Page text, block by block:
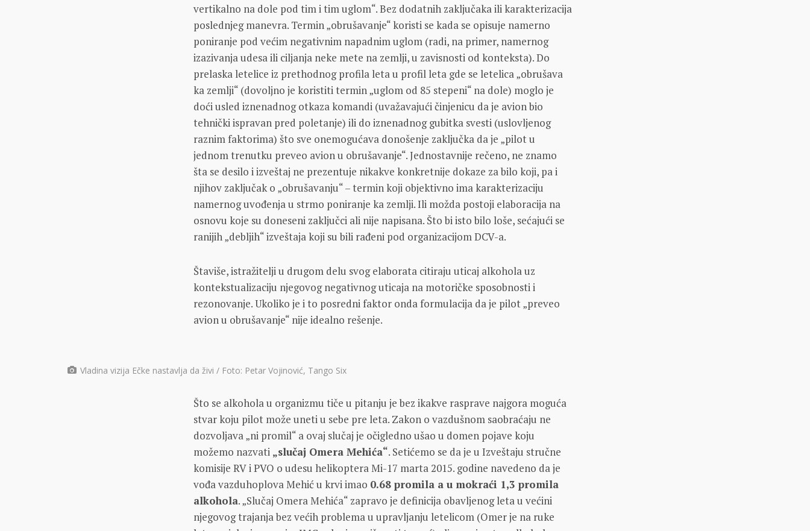
vertikalno na dole pod tim i tim uglom“. Bez dodatnih zaključaka ili karakterizacija
poslednjeg manevra. Termin „obrušavanje“ koristi se kada se opisuje namerno
poniranje pod većim negativnim napadnim uglom (radi, na primer, namernog
izazivanja udesa ili ciljanja neke mete na zemlji, u zavisnosti od konteksta). Do
prelaska letelice iz prethodnog profila leta u profil leta gde se letelica „obrušava
ka zemlji“ (dovoljno je koristiti termin „uglom od 85 stepeni“ na dole) moglo je
doći usled iznenadnog otkaza komandi (uvažavajući činjenicu da je avion bio
tehnički ispravan pred poletanje) ili do iznenadnog gubitka svesti (uslovljenog
raznim faktorima) što sve onemogućava donošenje zaključka da je „pilot u
jednom trenutku preveo avion u obrušavanje“. Jednostavnije rečeno, ne znamo
šta se desilo i izveštaj ne prezentuje nikakve konkretnije dokaze za bilo koji, pa i
njihov zaključak o „obrušavanju“ – termin koji objektivno ima karakterizaciju
namernog uvođenja u strmo poniranje ka zemlji. Ili možda postoji elaboracija na
osnovu koje su doneseni zaključci ali nije napisana. Što bi isto bilo loše, sećajući se
ranijih „debljih“ izveštaja koji su bili rađeni pod organizacijom DCV-a.
Štaviše, istražitelji u drugom delu svog elaborata citiraju uticaj alkohola uz
kontekstualizaciju njegovog negativnog uticaja na motoričke sposobnosti i
rezonovanje. Ukoliko je i to posredni faktor onda formulacija da je pilot „preveo
avion u obrušavanje“ nije idealno rešenje.
Vladina vizija Ečke nastavlja da živi / Foto: Petar Vojinović, Tango Six
Što se alkohola u organizmu tiče u pitanju je bez ikakve rasprave najgora moguća
stvar koju pilot može uneti u sebe pre leta. Zakon o vazdušnom saobraćaju ne
dozvoljava „ni promil“ a ovaj slučaj je očigledno ušao u domen pojave koju
možemo nazvati „slučaj Omera Mehića“. Setićemo se da je u Izveštaju stručne
komisije RV i PVO o udesu helikoptera Mi-17 marta 2015. godine navedeno da je
vođa vazduhoplova Mehić u krvi imao 0.68 promila a u mokraći 1,3 promila
alkohola. „Slučaj Omera Mehića“ zapravo je definicija obavljenog leta u većini
njegovog trajanja bez većih problema u upravljanju letelicom (Omer je na ruke